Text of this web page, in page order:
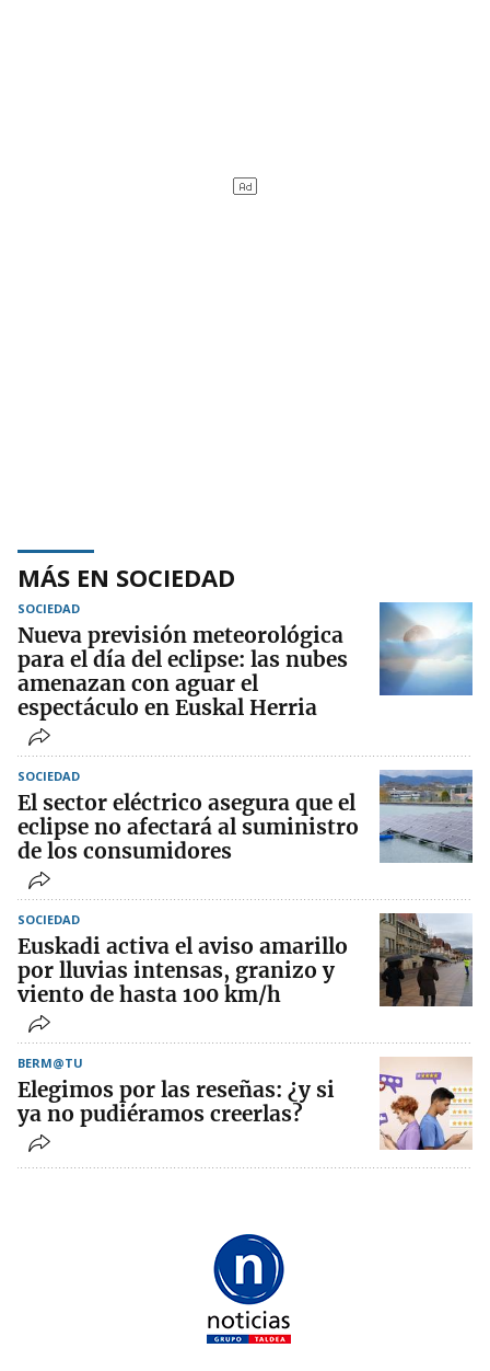
MÁS EN SOCIEDAD
SOCIEDAD
Nueva previsión meteorológica
para el día del eclipse: las nubes
amenazan con aguar el
espectáculo en Euskal Herria
SOCIEDAD
El sector eléctrico asegura que el
eclipse no afectará al suministro
de los consumidores
SOCIEDAD
Euskadi activa el aviso amarillo
por lluvias intensas, granizo y
viento de hasta 100 km/h
BERM@TU
Elegimos por las reseñas: ¿y si
ya no pudiéramos creerlas?